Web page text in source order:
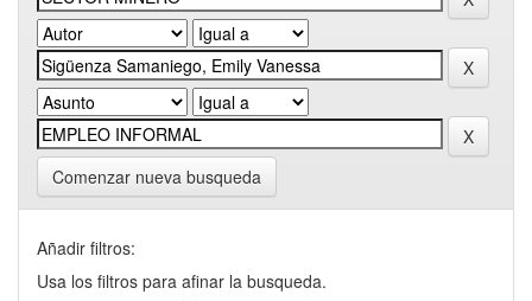
Comenzar nueva busqueda
Añadir filtros:
Usa los filtros para afinar la busqueda.